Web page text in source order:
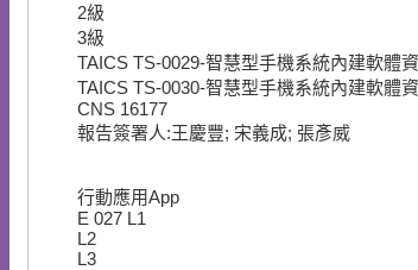
2級
3級
TAICS TS-0029-智慧型手機系統內建軟體
TAICS TS-0030-智慧型手機系統內建軟體
CNS 16177
報告簽署人:王慶豐; 宋義成; 張彥威
行動應用App
E 027 L1
L2
L3